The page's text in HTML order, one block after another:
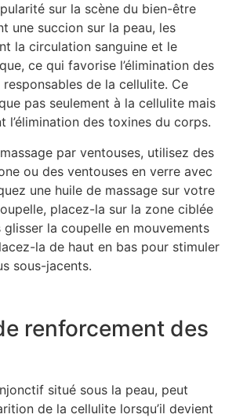
sur la scène du bien-être
une succion sur la peau, les
la circulation sanguine et le
ce qui favorise l’élimination des
de la cellulite. Ce
pas seulement à la cellulite mais
l’élimination des toxines du corps.
par ventouses, utilisez des
ou des ventouses en verre avec
une huile de massage sur votre
placez-la sur la zone ciblée
la coupelle en mouvements
la de haut en bas pour stimuler
sous-jacents.
renforcement des
situé sous la peau, peut
de la cellulite lorsqu’il devient